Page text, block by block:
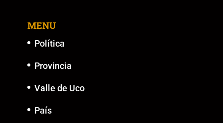
MENU
Política
Provincia
Valle de Uco
País